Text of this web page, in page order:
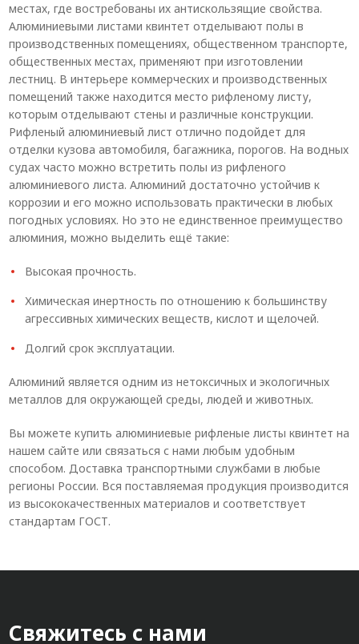
местах, где востребованы их антискользящие свойства.
Алюминиевыми листами квинтет отделывают полы в
производственных помещениях, общественном транспорте,
общественных местах, применяют при изготовлении
лестниц. В интерьере коммерческих и производственных
помещений также находится место рифленому листу,
которым отделывают стены и различные конструкции.
Рифленый алюминиевый лист отлично подойдет для
отделки кузова автомобиля, багажника, порогов. На водных
судах часто можно встретить полы из рифленого
алюминиевого листа. Алюминий достаточно устойчив к
коррозии и его можно использовать практически в любых
погодных условиях. Но это не единственное преимущество
алюминия, можно выделить ещё такие:
Высокая прочность.
Химическая инертность по отношению к большинству
агрессивных химических веществ, кислот и щелочей.
Долгий срок эксплуатации.
Алюминий является одним из нетоксичных и экологичных
металлов для окружающей среды, людей и животных.
Вы можете купить алюминиевые рифленые листы квинтет на
нашем сайте или связаться с нами любым удобным
способом. Доставка транспортными службами в любые
регионы России. Вся поставляемая продукция производится
из высококачественных материалов и соответствует
стандартам ГОСТ.
Свяжитесь с нами